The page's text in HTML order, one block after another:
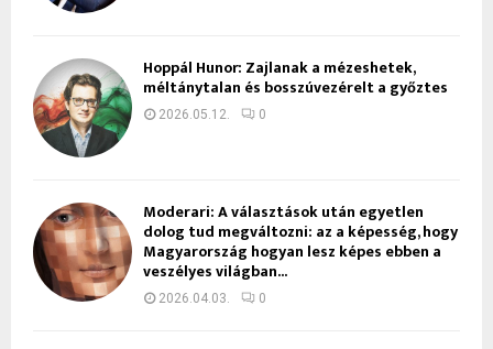
Hoppál Hunor: Zajlanak a mézeshetek,
méltánytalan és bosszúvezérelt a győztes
2026.05.12. 0
Moderari: A választások után egyetlen
dolog tud megváltozni: az a képesség, hogy
Magyarország hogyan lesz képes ebben a
veszélyes világban...
2026.04.03. 0